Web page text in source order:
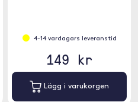
4-14 vardagars leveranstid
149 kr
Lägg i varukorgen